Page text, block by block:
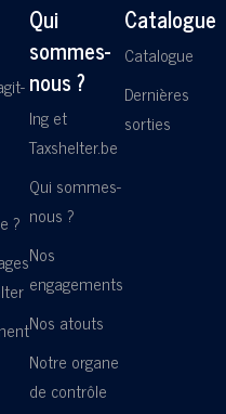
?
Qui
sommes-
nous ?
Ing et
Taxshelter.be
Qui sommes-
nous ?
Nos
engagements
Nos atouts
Notre organe
de contrôle
Catalogue
Catalogue
Dernières
sorties